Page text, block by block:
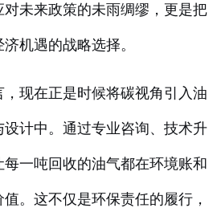
未来政策的未雨绸缪，更是把
机遇的战略选择。
现在正是时候将碳视角引入油
计中。通过专业咨询、技术升
一吨回收的油气都在环境账和
。这不仅是环保责任的履行，